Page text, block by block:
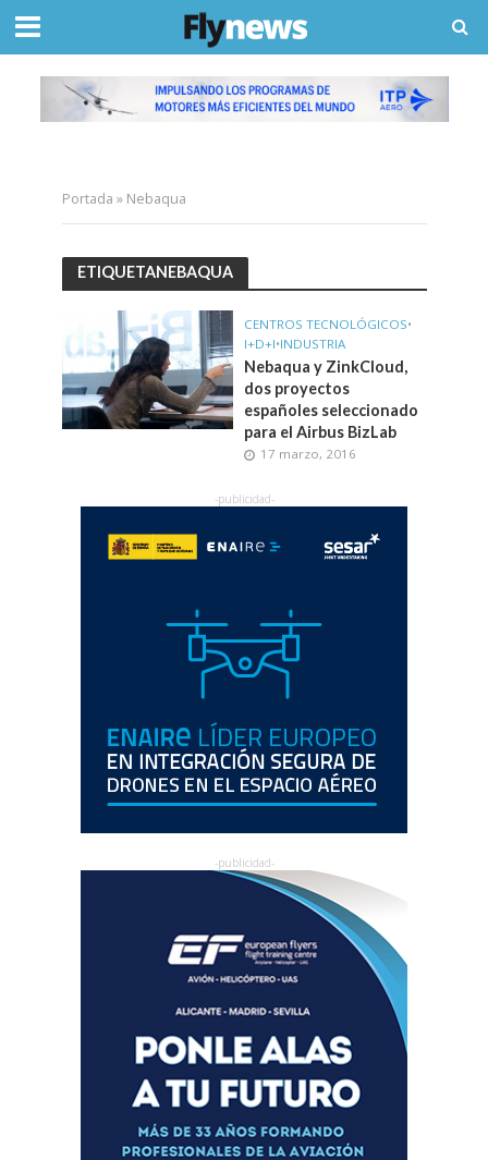
Portada » Nebaqua
ETIQUETANEBAQUA
CENTROS TECNOLÓGICOS•
I+D+I•INDUSTRIA
Nebaqua y ZinkCloud,
dos proyectos
españoles seleccionado
para el Airbus BizLab
17 marzo, 2016